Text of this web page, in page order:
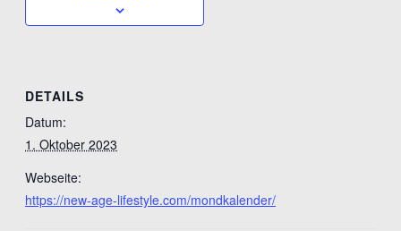
DETAILS
Datum:
1. Oktober 2023
Webseite:
https://new-age-lifestyle.com/mondkalender/